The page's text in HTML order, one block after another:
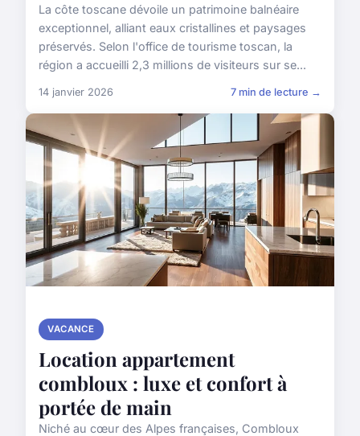
La côte toscane dévoile un patrimoine balnéaire
exceptionnel, alliant eaux cristallines et paysages
préservés. Selon l'office de tourisme toscan, la
région a accueilli 2,3 millions de visiteurs sur se...
14 janvier 2026 7 min de lecture →
VACANCE
Location appartement
combloux : luxe et confort à
portée de main
Niché au cœur des Alpes françaises, Combloux